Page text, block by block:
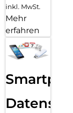
inkl. MwSt.
Mehr
erfahren